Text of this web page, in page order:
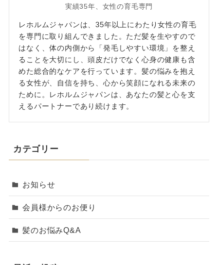
実績35年、女性の育毛専門
レホルムジャパンは、35年以上にわたり女性の育毛
を専門に取り組んできました。ただ髪を生やすので
はなく、体の内側から「発毛しやすい環境」を整え
ることを大切にし、頭皮だけでなく心身の健康も含
めた総合的なケアを行っています。髪の悩みを抱え
る女性が、自信を持ち、心から笑顔になれる未来の
ために。レホルムジャパンは、あなたの髪と心を支
えるパートナーであり続けます。
カテゴリー
お知らせ
会員様からのお便り
髪のお悩みQ&A